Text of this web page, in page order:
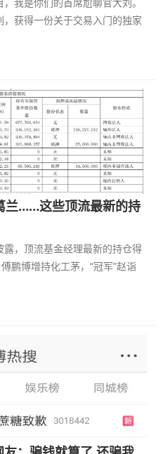
获得一份关于交易入门的独家
兰……这些顶流最新的持
，顶流基金经理最新的持仓得
鹏博增持化工茅，“冠军”赵诣